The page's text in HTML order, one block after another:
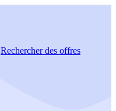
Rechercherdes offres